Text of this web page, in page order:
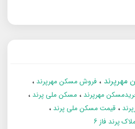
فروش مسکن مهرپرند
مهرپرند
مسکن ملی پرند
قیمت مسکن ملی پرند
پرند فاز 6